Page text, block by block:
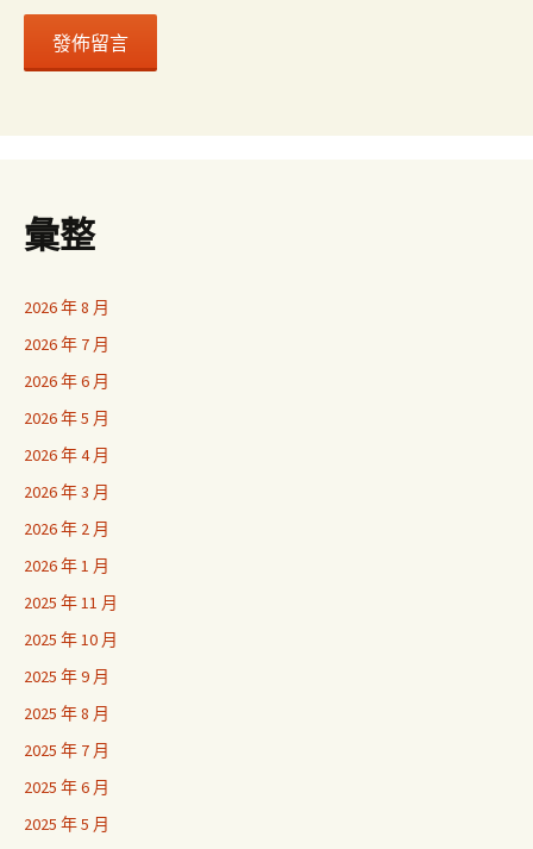
彙整
2026 年 8 月
2026 年 7 月
2026 年 6 月
2026 年 5 月
2026 年 4 月
2026 年 3 月
2026 年 2 月
2026 年 1 月
2025 年 11 月
2025 年 10 月
2025 年 9 月
2025 年 8 月
2025 年 7 月
2025 年 6 月
2025 年 5 月